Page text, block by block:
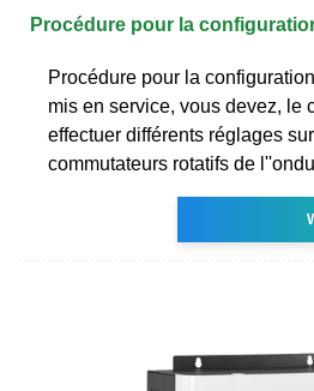
Procédure pour la
Procédure pour la
mis en service, vous devez, le
effectuer différents réglages
commutateurs rotatifs de